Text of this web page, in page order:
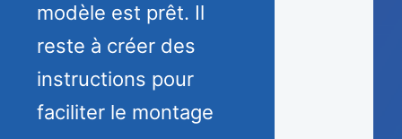
modèle est prêt. Il
reste à créer des
instructions pour
faciliter le montage